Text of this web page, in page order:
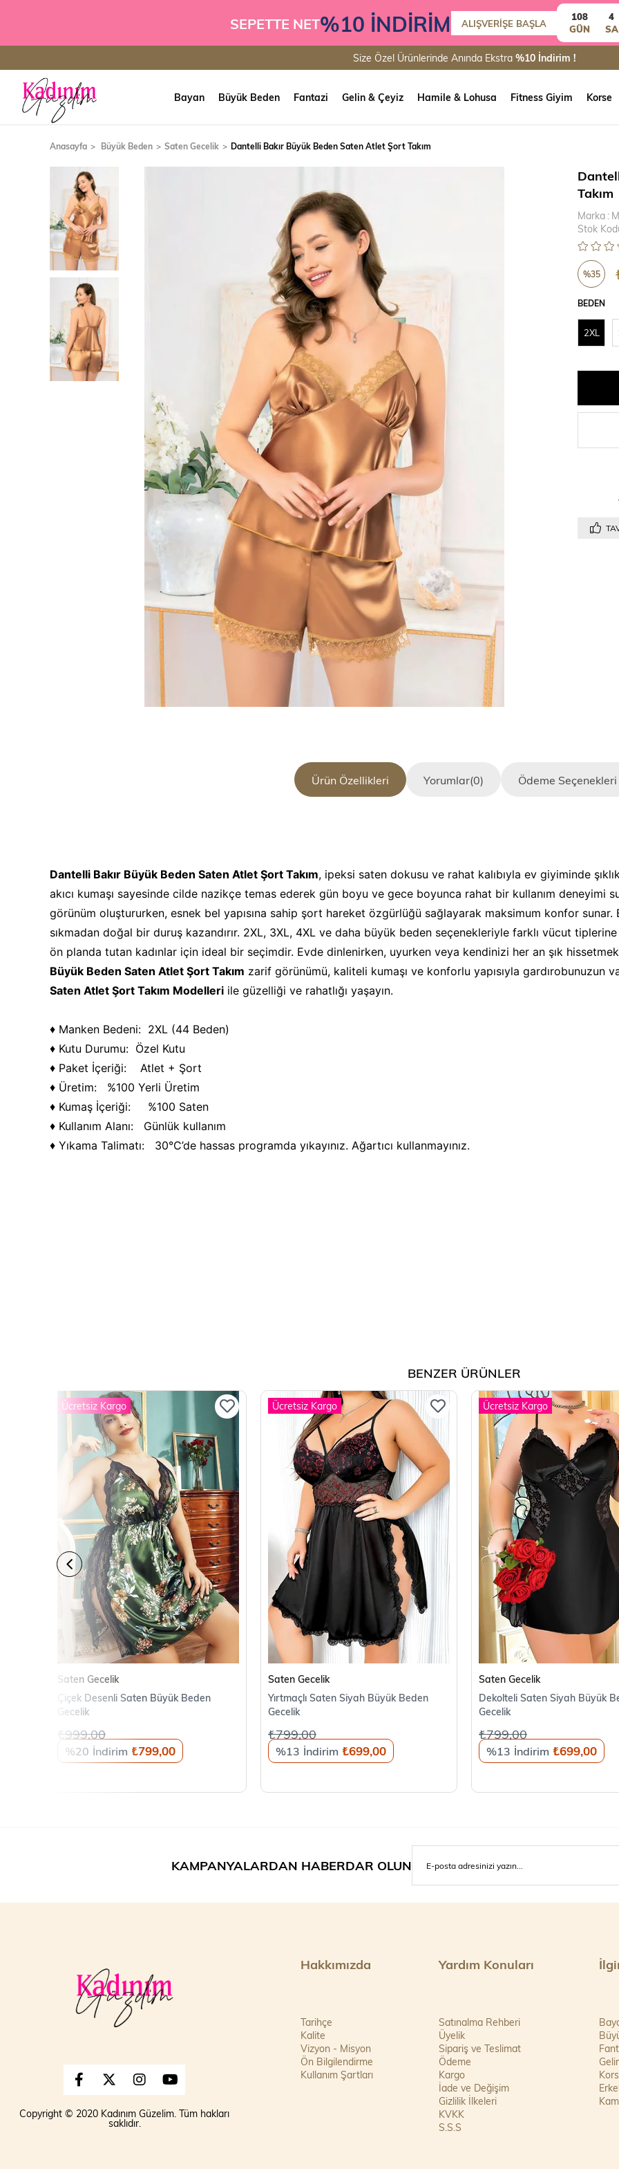
SEPETTE NET%10 İNDİRİM ALIŞVERİŞE BAŞLA
108
GÜN
4
SA
Size Özel Ürünlerinde Anında Ekstra %10 İndirim !
Bayan Büyük Beden Fantazi Gelin & Çeyiz Hamile & Lohusa Fitness Giyim Korse
Anasayfa Büyük Beden Saten Gecelik Dantelli Bakır Büyük Beden Saten Atlet Şort Takım
Takım
Marka :
Stok
%35
İndirim
BEDEN
2XL
Ürün Özellikleri Yorumlar(0) Ödeme Seçenekleri
Dantelli Bakır Büyük Beden Saten Atlet Şort Takım, ipeksi saten dokusu ve rahat kalıbıyla ev giyiminde
akıcı kumaşı sayesinde cilde nazikçe temas ederek gün boyu ve gece boyunca rahat bir kullanım deneyimi
görünüm oluştururken, esnek bel yapısına sahip şort hareket özgürlüğü sağlayarak maksimum konfor sunar.
sıkmadan doğal bir duruş kazandırır. 2XL, 3XL, 4XL ve daha büyük beden seçenekleriyle farklı vücut
ön planda tutan kadınlar için ideal bir seçimdir. Evde dinlenirken, uyurken veya kendinizi her an şık
Büyük Beden Saten Atlet Şort Takım zarif görünümü, kaliteli kumaşı ve konforlu yapısıyla gardırobunuzun
Saten Atlet Şort Takım Modelleri ile güzelliği ve rahatlığı yaşayın.
♦ Manken Bedeni: 2XL (44 Beden)
♦ Kutu Durumu: Özel Kutu
♦ Paket İçeriği: Atlet + Şort
♦ Üretim: %100 Yerli Üretim
♦ Kumaş İçeriği: %100 Saten
♦ Kullanım Alanı: Günlük kullanım
♦ Yıkama Talimatı: 30°C’de hassas programda yıkayınız. Ağartıcı kullanmayınız.
BENZER ÜRÜNLER
Saten Gecelik
Çiçek Desenli Saten Büyük Beden
Gecelik
%20 ₺799,00
₺999,00
Ücretsiz Kargo
Saten Gecelik
Yırtmaçlı Saten Siyah Büyük Beden
Gecelik
%13 ₺699,00
₺799,00
Ücretsiz Kargo
Saten Gecelik
Dekolteli Saten Siyah Büyük
Gecelik
%13 ₺699,00
₺799,00
Ücretsiz Kargo
KAMPANYALARDAN HABERDAR OLUN
Copyright © 2020 Kadınım Güzelim. Tüm hakları
saklıdır.
Hakkımızda
Tarihçe
Kalite
Vizyon - Misyon
Ön Bilgilendirme
Kullanım Şartları
Yardım Konuları
Satınalma Rehberi
Üyelik
Sipariş ve Teslimat
Ödeme
Kargo
İade ve Değişim
Gizlilik İlkeleri
KVKK
S.S.S